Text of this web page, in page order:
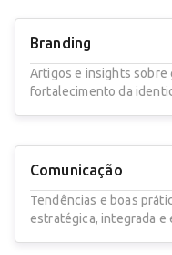
Branding
Artigos e insights sobre
fortalecimento da
Comunicação
Tendências e boas
estratégica, integrada e